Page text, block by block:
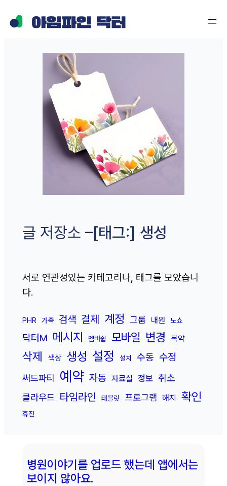
텐
글 저장소 –[태그:] 생성
서로 연관성있는 카테고리나, 태그를 모았습니
다.
PHR 가족 검색 결제 계정 그룹 내원 노쇼
닥터M 메시지 멤버쉽 모바일 변경 복약
삭제 색상 생성 설정 설치 수동 수정
써드파티 예약 자동 자료실 정보 취소
클라우드 타임라인 태블릿 프로그램 해지 확인
휴진
병원이야기를 업로드 했는데 앱에서는
보이지 않아요.